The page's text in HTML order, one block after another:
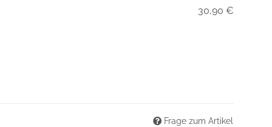
30,90 €
Frage zum Artikel